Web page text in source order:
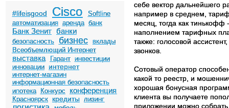
#lifeisgood Cisco
Softline
автоматизация аренда банк
Банк Зенит банки
безопасность бизнес
вклады
Всеобъемлющий Интернет
выставка Гарант инвестиции
инновации
интернет
интернет-магазин
информационная безопасность
ипотека
Конкурс конференция
Красноярск кредиты лизинг
себе вектор дальнейшего
например в среднем,
месяц, тогда как
наполнением тарифных
также: голосовой
звонков.
Сотовый оператор
какой то реестр, и
хорошая бонусная
клиента вы получаете
приложении можно